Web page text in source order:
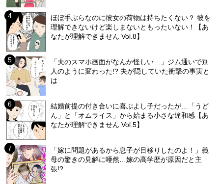
ほぼ手ぶらなのに彼女の荷物は持ちたくない？ 彼を
理解できないけど楽しまないともったいない！【あ
なたが理解できません Vol.8】
「夫のスマホ画面がなんか怪しい…」ジム通いで別
人のように変わった!? 夫が隠していた衝撃の事実と
は
結婚前提の付き合いに喜ぶよし子だったが…「うど
ん」と「オムライス」から始まる小さな違和感【あ
なたが理解できません Vol.5】
「嫁に問題があるから息子が目移りしたのよ！」義
母の驚きの見解に唖然…嫁の高学歴が原因だと主
張!?